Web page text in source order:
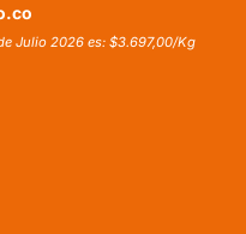
Julio 2026 es: $3.697,00/Kg